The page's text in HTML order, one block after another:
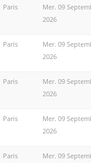
Paris
Mer. 09
2026
Paris
Mer. 09
2026
Paris
Mer. 09
2026
Paris
Mer. 09
2026
Paris
Mer. 09